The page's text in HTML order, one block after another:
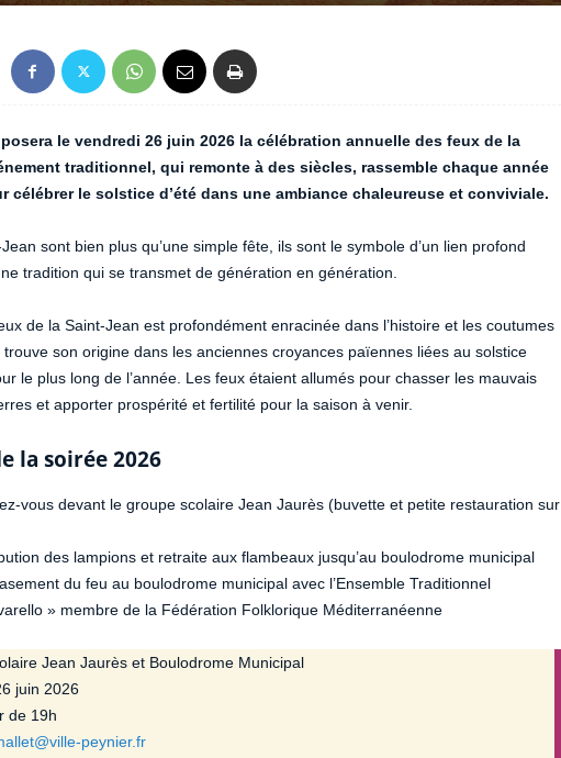
le vendredi 26 juin 2026 la célébration annuelle des feux de la
traditionnel, qui remonte à des siècles, rassemble chaque année
célébrer le solstice d’été dans une ambiance chaleureuse et conviviale.
sont bien plus qu’une simple fête, ils sont le symbole d’un lien profond
tradition qui se transmet de génération en génération.
de la Saint-Jean est profondément enracinée dans l’histoire et les coutumes
son origine dans les anciennes croyances païennes liées au solstice
le plus long de l’année. Les feux étaient allumés pour chasser les mauvais
et apporter prospérité et fertilité pour la saison à venir.
la soirée 2026
vous devant le groupe scolaire Jean Jaurès (buvette et petite restauration sur
des lampions et retraite aux flambeaux jusqu’au boulodrome municipal
du feu au boulodrome municipal avec l’Ensemble Traditionnel
» membre de la Fédération Folklorique Méditerranéenne
Jean Jaurès et Boulodrome Municipal
juin 2026
de 19h
peynier.fr